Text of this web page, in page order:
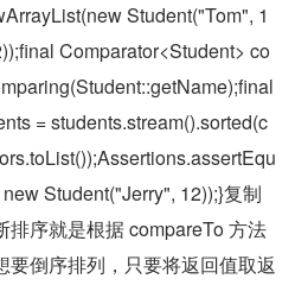
Student("Tom", 1
Comparator<Student> co
= students.stream().sorted(c
Student("Jerry", 12));}复制
序就是根据 compareTo 方法
倒序排列，只要将返回值取返